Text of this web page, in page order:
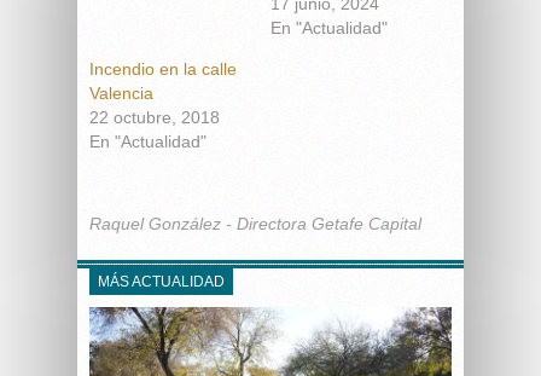
17 junio, 2024
En "Actualidad"
Incendio en la calle
Valencia
22 octubre, 2018
En "Actualidad"
Raquel González - Directora Getafe Capital
MÁS ACTUALIDAD